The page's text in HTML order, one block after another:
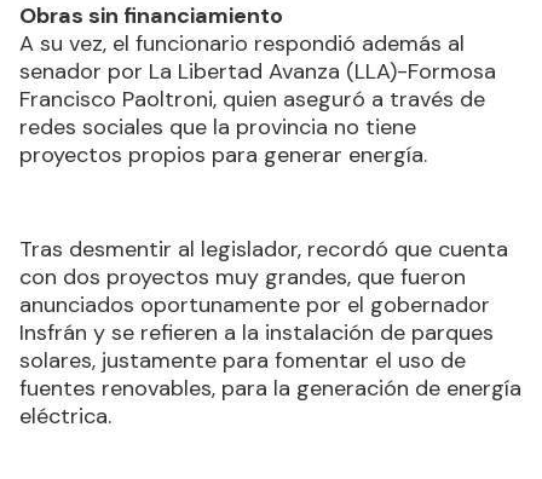
Obras sin financiamiento
A su vez, el funcionario respondió además al
senador por La Libertad Avanza (LLA)-Formosa
Francisco Paoltroni, quien aseguró a través de
redes sociales que la provincia no tiene
proyectos propios para generar energía.
Tras desmentir al legislador, recordó que cuenta
con dos proyectos muy grandes, que fueron
anunciados oportunamente por el gobernador
Insfrán y se refieren a la instalación de parques
solares, justamente para fomentar el uso de
fuentes renovables, para la generación de energía
eléctrica.